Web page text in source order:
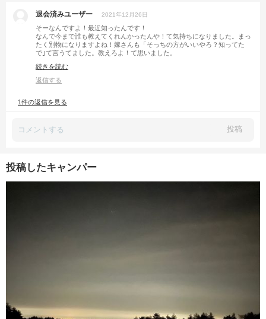
退会済みユーザー 2021年12月26日
そーなんですよ！最近知ったんです！
なんで今まで誰も教えてくれんかったんや！て気持ちになりました。まっ
たく別物になりますよね！嫁さんも「そっちの方がいいやろ？知ってた
で｣て言うてました。教えろよ！て思いました。
思います😊
子供たちには黙って出して反応楽しみたいと思います👍
続きを読む
返信する
1件の返信を見る
投稿
投稿したキャンパー